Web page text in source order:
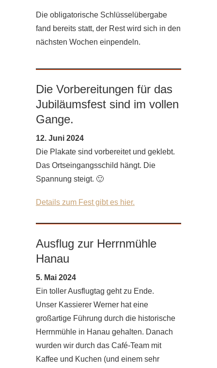
Die obligatorische Schlüsselübergabe
fand bereits statt, der Rest wird sich in den
nächsten Wochen einpendeln.
Die Vorbereitungen für das
Jubiläumsfest sind im vollen
Gange.
12. Juni 2024
Die Plakate sind vorbereitet und geklebt.
Das Ortseingangsschild hängt. Die
Spannung steigt. 🙂
Details zum Fest gibt es hier.
Ausflug zur Herrnmühle
Hanau
5. Mai 2024
Ein toller Ausflugtag geht zu Ende.
Unser Kassierer Werner hat eine
großartige Führung durch die historische
Herrnmühle in Hanau gehalten. Danach
wurden wir durch das Café-Team mit
Kaffee und Kuchen (und einem sehr